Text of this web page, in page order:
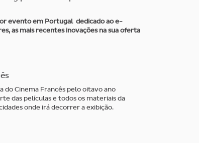
evento em Portugal dedicado ao e-
as mais recentes inovações na sua oferta
Cinema Francês pelo oitavo ano
das películas e todos os materiais da
onde irá decorrer a exibição.